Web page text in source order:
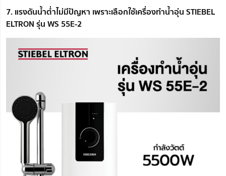
7. แรงดันน้ำต่ำไม่มีปัญหา เพราะเลือกใช้เครื่องทำน้ำอุ่น STIEBEL
ELTRON รุ่น WS 55E-2